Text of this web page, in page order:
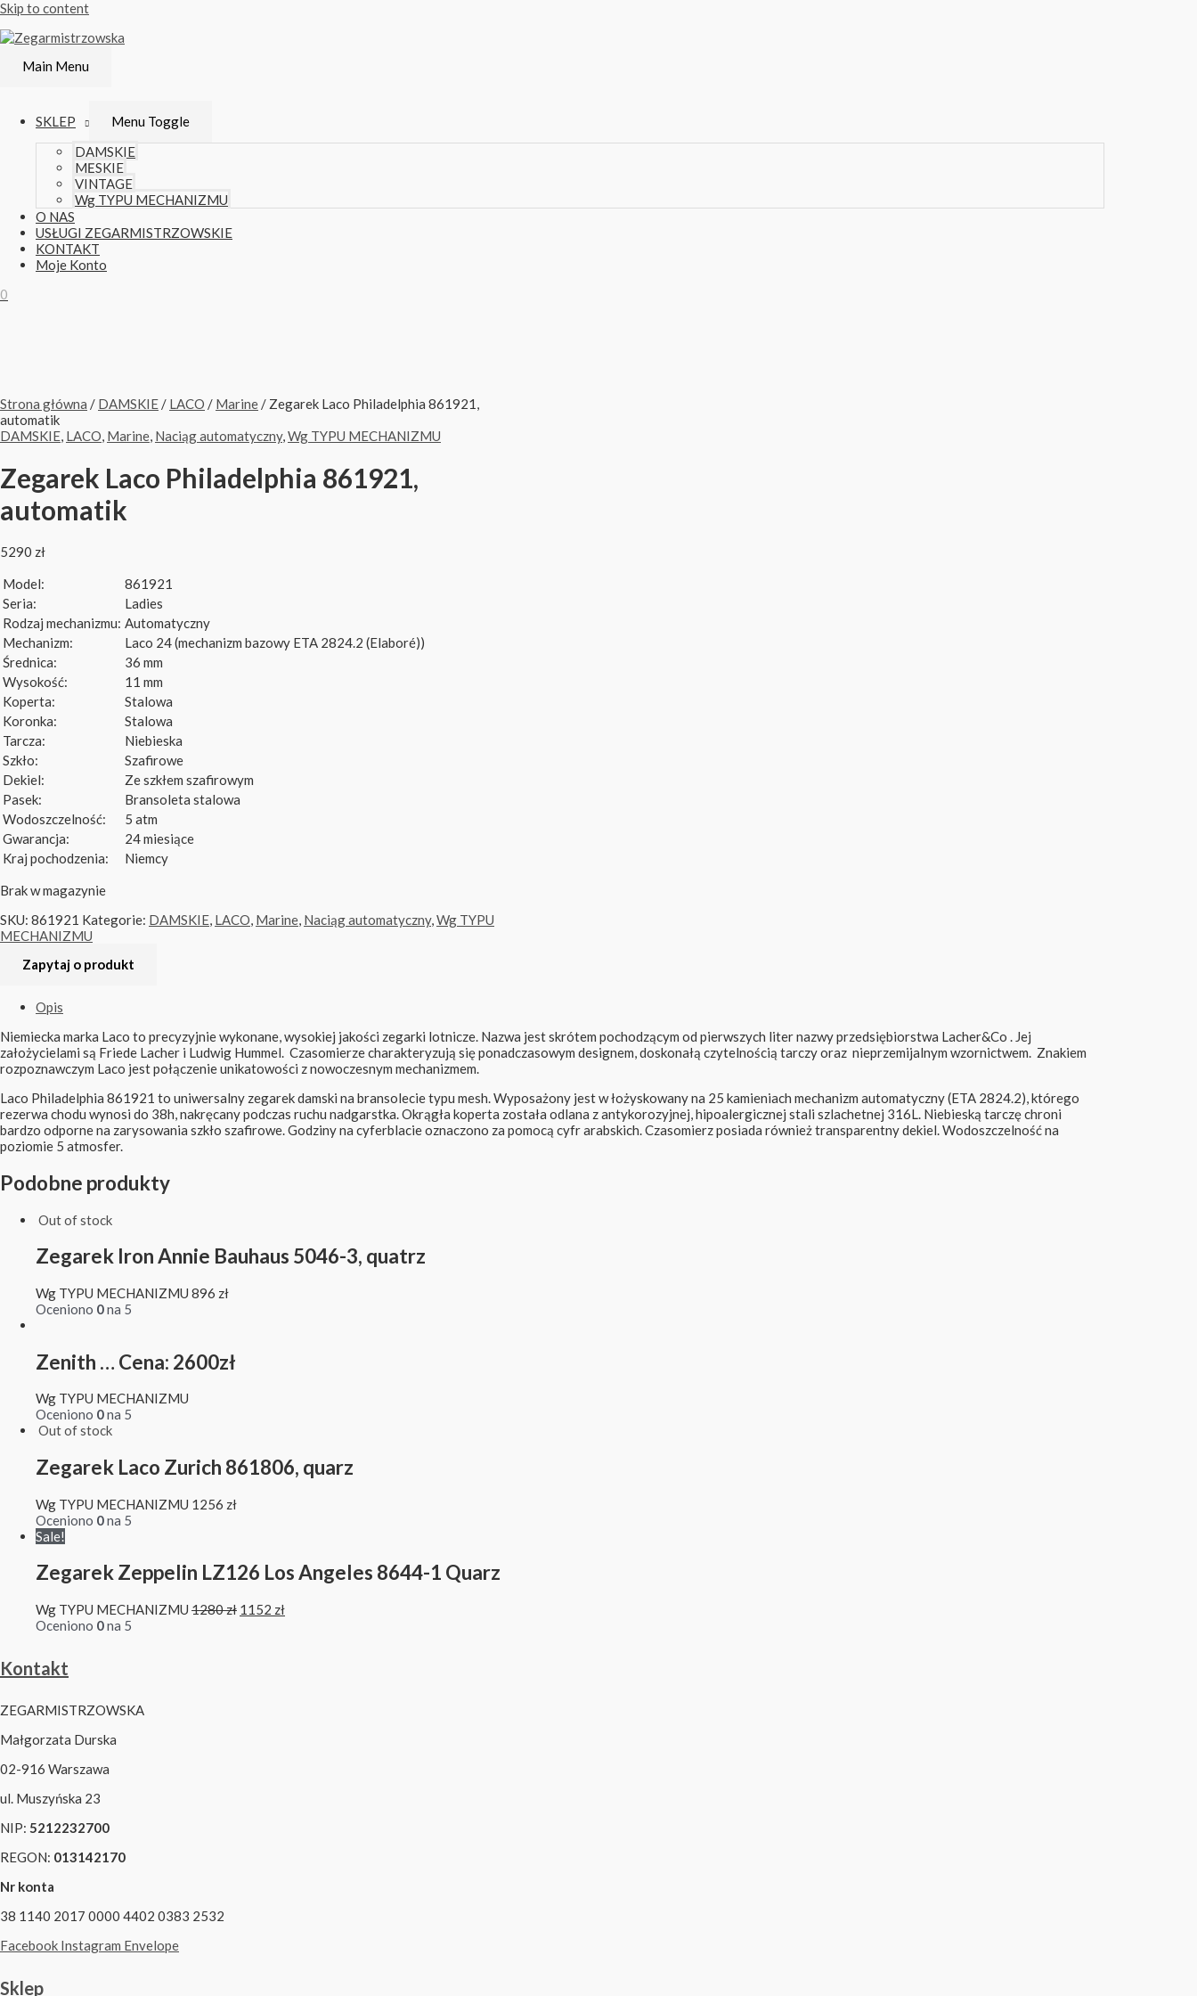
Skip to content
Main Menu
SKLEP
Menu Toggle
DAMSKIE
MĘSKIE
VINTAGE
Wg TYPU MECHANIZMU
O NAS
USŁUGI ZEGARMISTRZOWSKIE
KONTAKT
Moje Konto
0
Strona główna / DAMSKIE/ LACO / Marine/ Zegarek Laco Philadelphia 861921,
automatik
DAMSKIE, LACO, Marine, Naciąg automatyczny,Wg TYPU MECHANIZMU
Zegarek Laco Philadelphia 861921,
automatik
5290 zł
Model:
861921
Seria:
Ladies
Rodzaj mechanizmu: Automatyczny
Mechanizm:
Laco 24 (mechanizm bazowy ETA 2824.2 (Elaboré))
Średnica:
36 mm
Wysokość:
11 mm
Koperta:
Stalowa
Koronka:
Stalowa
Tarcza:
Niebieska
Szkło:
Szafirowe
Dekiel:
Ze szkłem szafirowym
Pasek:
Bransoleta stalowa
Wodoszczelność:
5 atm
Gwarancja:
24 miesiące
Kraj pochodzenia:
Niemcy
Brak w magazynie
SKU: 861921 Kategorie: DAMSKIE, LACO, Marine, Naciąg automatyczny,Wg TYPU
MECHANIZMU
Opis
Niemiecka marka Laco to precyzyjnie wykonane, wysokiej jakości zegarki lotnicze. Nazwa jest skrótem pochodzącym od pierwszych liter nazwy przedsiębiorstwa Lacher&Co . Jej
założycielami są Friede Lacher i Ludwig Hummel. Czasomierze charakteryzują się ponadczasowym designem, doskonałą czytelnością tarczy oraz nieprzemijalnym wzornictwem. Znakiem
rozpoznawczym Laco jest połączenie unikatowości z nowoczesnym mechanizmem.
Laco Philadelphia 861921 to uniwersalny zegarek damski na bransolecie typu mesh. Wyposażony jest w łożyskowany na 25 kamieniach mechanizm automatyczny (ETA 2824.2), którego
rezerwa chodu wynosi do 38h, nakręcany podczas ruchu nadgarstka. Okrągła koperta została odlana z antykorozyjnej, hipoalergicznej stali szlachetnej 316L. Niebieską tarczę chroni
bardzo odporne na zarysowania szkło szafirowe. Godziny na cyferblacie oznaczono za pomocą cyfr arabskich. Czasomierz posiada również transparentny dekiel. Wodoszczelność na
poziomie 5 atmosfer.
Podobne produkty
Out of stock
Zegarek Iron Annie Bauhaus 5046-3, quatrz
Wg TYPU MECHANIZMU 896 zł
Oceniono 0na 5
Zenith … Cena: 2600zł
Wg TYPU MECHANIZMU
Oceniono 0na 5
Out of stock
Zegarek Laco Zurich 861806, quarz
Wg TYPU MECHANIZMU 1256 zł
Oceniono 0na 5
Sale!
Zegarek Zeppelin LZ126 Los Angeles 8644-1 Quarz
Wg TYPU MECHANIZMU 1280zł 1152 zł
Oceniono 0na 5
Kontakt
ZEGARMISTRZOWSKA
Małgorzata Durska
02-916 Warszawa
ul. Muszyńska 23
NIP: 5212232700
REGON: 013142170
Nr konta
38 1140 2017 0000 4402 0383 2532
Facebook Instagram Envelope
Sklep